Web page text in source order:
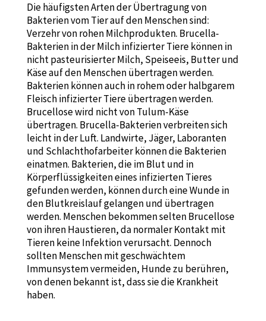
Die häufigsten Arten der Übertragung von
Bakterien vom Tier auf den Menschen sind:
Verzehr von rohen Milchprodukten. Brucella-
Bakterien in der Milch infizierter Tiere können in
nicht pasteurisierter Milch, Speiseeis, Butter und
Käse auf den Menschen übertragen werden.
Bakterien können auch in rohem oder halbgarem
Fleisch infizierter Tiere übertragen werden.
Brucellose wird nicht von Tulum-Käse
übertragen. Brucella-Bakterien verbreiten sich
leicht in der Luft. Landwirte, Jäger, Laboranten
und Schlachthofarbeiter können die Bakterien
einatmen. Bakterien, die im Blut und in
Körperflüssigkeiten eines infizierten Tieres
gefunden werden, können durch eine Wunde in
den Blutkreislauf gelangen und übertragen
werden. Menschen bekommen selten Brucellose
von ihren Haustieren, da normaler Kontakt mit
Tieren keine Infektion verursacht. Dennoch
sollten Menschen mit geschwächtem
Immunsystem vermeiden, Hunde zu berühren,
von denen bekannt ist, dass sie die Krankheit
haben.